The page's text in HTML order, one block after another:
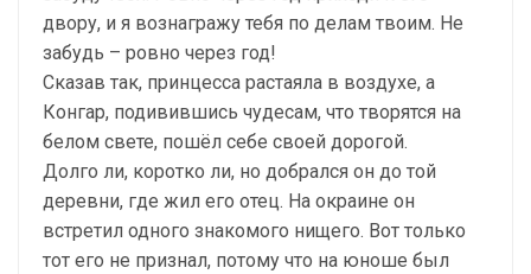
двору, и я вознагражу тебя по делам твоим. Не
забудь – ровно через год!
Сказав так, принцесса растаяла в воздухе, а
Конгар, подивившись чудесам, что творятся на
белом свете, пошёл себе своей дорогой.
Долго ли, коротко ли, но добрался он до той
деревни, где жил его отец. На окраине он
встретил одного знакомого нищего. Вот только
тот его не признал, потому что на юноше был